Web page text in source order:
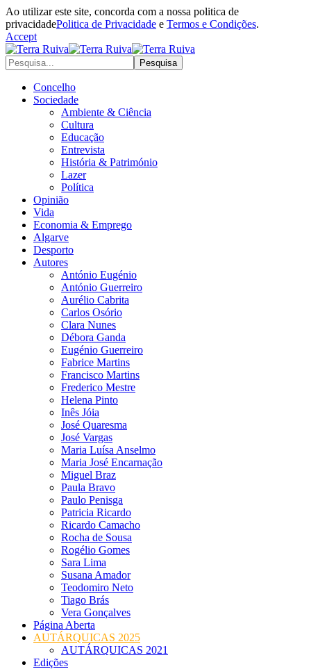
Ao utilizar este site, concorda com a nossa politica de
privacidadePolitica de Privacidade e Termos e Condições.
Accept
Concelho
Sociedade
Ambiente & Ciência
Cultura
Educação
Entrevista
História & Património
Lazer
Política
Opinião
Vida
Economia & Emprego
Algarve
Desporto
Autores
António Eugénio
António Guerreiro
Aurélio Cabrita
Carlos Osório
Clara Nunes
Débora Ganda
Eugénio Guerreiro
Fabrice Martins
Francisco Martins
Frederico Mestre
Helena Pinto
Inês Jóia
José Quaresma
José Vargas
Maria Luísa Anselmo
Maria José Encarnação
Miguel Braz
Paula Bravo
Paulo Penisga
Patricia Ricardo
Ricardo Camacho
Rocha de Sousa
Rogélio Gomes
Sara Lima
Susana Amador
Teodomiro Neto
Tiago Brás
Vera Gonçalves
Página Aberta
AUTÁRQUICAS 2025
AUTÁRQUICAS 2021
Edições